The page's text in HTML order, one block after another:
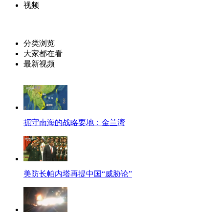
视频
分类浏览
大家都在看
最新视频
扼守南海的战略要地：金兰湾
美防长帕内塔再提中国“威胁论”